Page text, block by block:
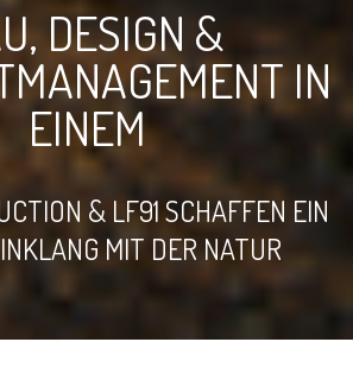
DESIGN &
IN
EINEM
& LF91 SCHAFFEN EIN
MIT DER NATUR